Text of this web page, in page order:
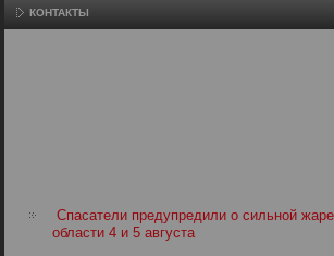
КОНТАКТЫ
Спасатели предупредили о сильной
области 4 и 5 августа